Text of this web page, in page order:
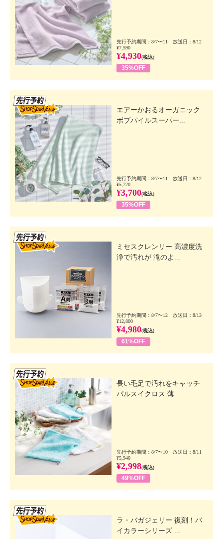
先行予約期間：8/7〜11 放送日：8/12
¥7,590
¥4,930(税込)
35%OFF
エアーかおるオーガニック
ボブパイルスーパー...
先行予約期間：8/7〜11 放送日：8/12
¥5,720
¥3,700(税込)
35%OFF
ミセスクレンリー 高濃度洗
浄で汚れが 滝のよ...
先行予約期間：8/7〜12 放送日：8/13
¥12,800
¥4,980(税込)
61%OFF
長い毛足で汚れをキャッチ
パルスイクロス 薄...
先行予約期間：8/7〜10 放送日：8/11
¥5,940
¥2,998(税込)
49%OFF
ラ・バガジェリー 復刻！バ
イカラーシリーズ ...